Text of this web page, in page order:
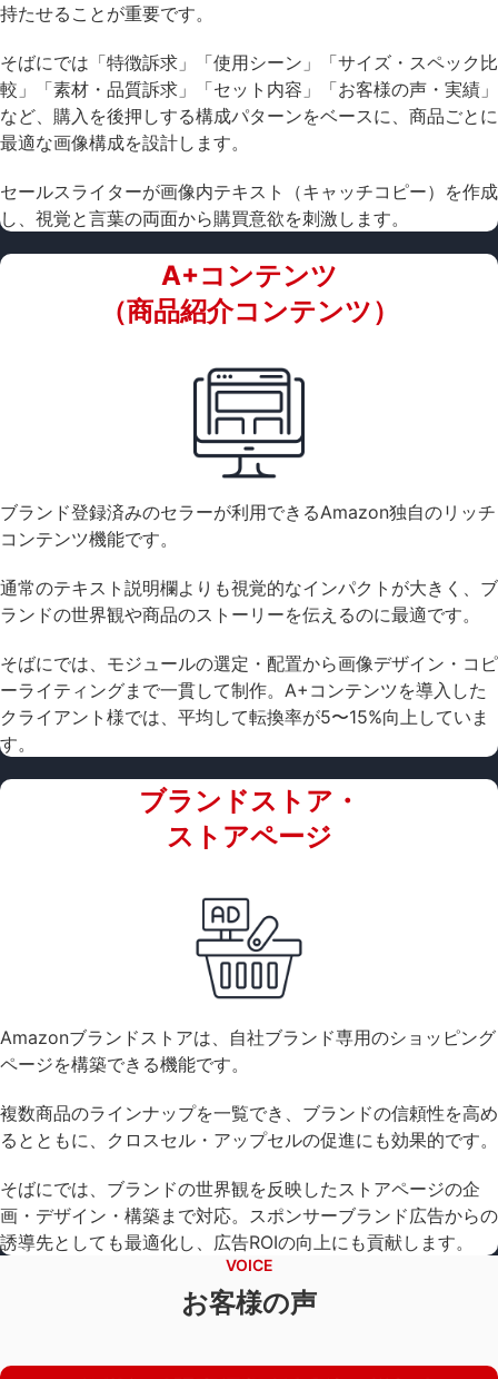
持たせることが重要です。
そばにでは「特徴訴求」「使用シーン」「サイズ・スペック比
較」「素材・品質訴求」「セット内容」「お客様の声・実績」
など、購入を後押しする構成パターンをベースに、商品ごとに
最適な画像構成を設計します。
セールスライターが画像内テキスト（キャッチコピー）を作成
し、視覚と言葉の両面から購買意欲を刺激します。
A+コンテンツ
（商品紹介コンテンツ）
ブランド登録済みのセラーが利用できるAmazon独自のリッチ
コンテンツ機能です。
通常のテキスト説明欄よりも視覚的なインパクトが大きく、ブ
ランドの世界観や商品のストーリーを伝えるのに最適です。
そばにでは、モジュールの選定・配置から画像デザイン・コピ
ーライティングまで一貫して制作。A+コンテンツを導入した
クライアント様では、平均して転換率が5〜15%向上していま
す。
ブランドストア・
ストアページ
Amazonブランドストアは、自社ブランド専用のショッピング
ページを構築できる機能です。
複数商品のラインナップを一覧でき、ブランドの信頼性を高め
るとともに、クロスセル・アップセルの促進にも効果的です。
そばにでは、ブランドの世界観を反映したストアページの企
画・デザイン・構築まで対応。スポンサーブランド広告からの
誘導先としても最適化し、広告ROIの向上にも貢献します。
VOICE
お客様の声